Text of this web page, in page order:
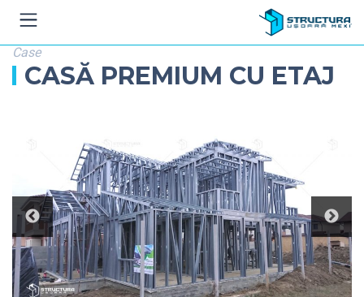
Case
CASĂ PREMIUM CU ETAJ